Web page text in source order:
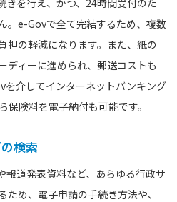
。e-Govで全て完結するため、複数
担の軽減になります。また、紙の
ディーに進められ、郵送コストも
を介してインターネットバンキング
険料を電子納付も可能です。
検索
道発表資料など、あらゆる行政サ
め、電子申請の手続き方法や、